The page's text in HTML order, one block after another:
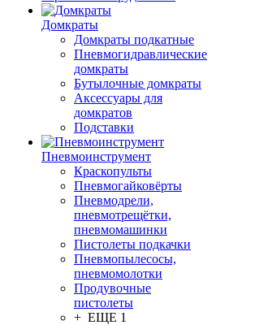
Домкраты
Домкраты подкатные
Пневмогидравлические
домкраты
Бутылочные домкраты
Аксессуары для
домкратов
Подставки
Пневмоинструмент
Краскопульты
Пневмогайковёрты
Пневмодрели,
пневмотрещётки,
пневмомашинки
Пистолеты подкачки
Пневмопылесосы,
пневмомолотки
Продувочные
пистолеты
+ ЕЩЕ 1